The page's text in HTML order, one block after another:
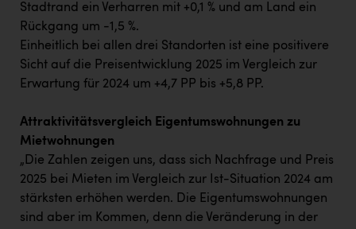
Stadtrand ein Verharren mit +0,1 % und am Land ein
Rückgang um -1,5 %.
Einheitlich bei allen drei Standorten ist eine positivere
Sicht auf die Preisentwicklung 2025 im Vergleich zur
Erwartung für 2024 um +4,7 PP bis +5,8 PP.
Attraktivitätsvergleich Eigentumswohnungen zu
Mietwohnungen
„Die Zahlen zeigen uns, dass sich Nachfrage und Preis
2025 bei Mieten im Vergleich zur Ist-Situation 2024 am
stärksten erhöhen werden. Die Eigentumswohnungen
sind aber im Kommen, denn die Veränderung in der